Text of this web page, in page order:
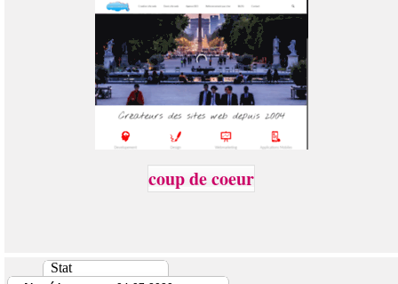
coup de coeur
Stat